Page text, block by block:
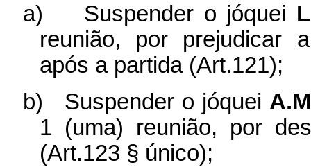
a) Suspender o jóquei
reunião, por prejudicar
após a partida (Art.121);
b)
Suspender o jóquei
1 (uma) reunião, por
(Art.123 § único);